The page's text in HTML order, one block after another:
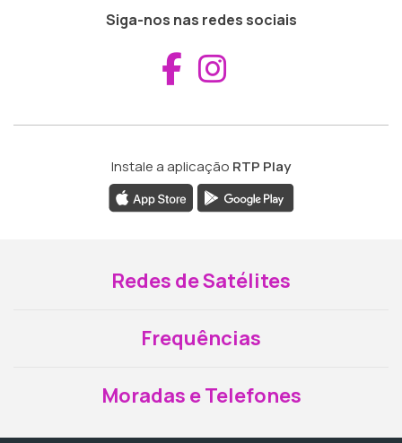
Siga-nos nas redes sociais
Aceder ao
Instale a aplicação RTP Play
Redes de Satélites
Frequências
Moradas e Telefones